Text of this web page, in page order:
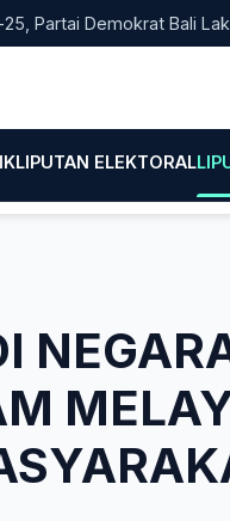
Demokrat Bali Lakukan
LIPUTAN ELEKTORAL